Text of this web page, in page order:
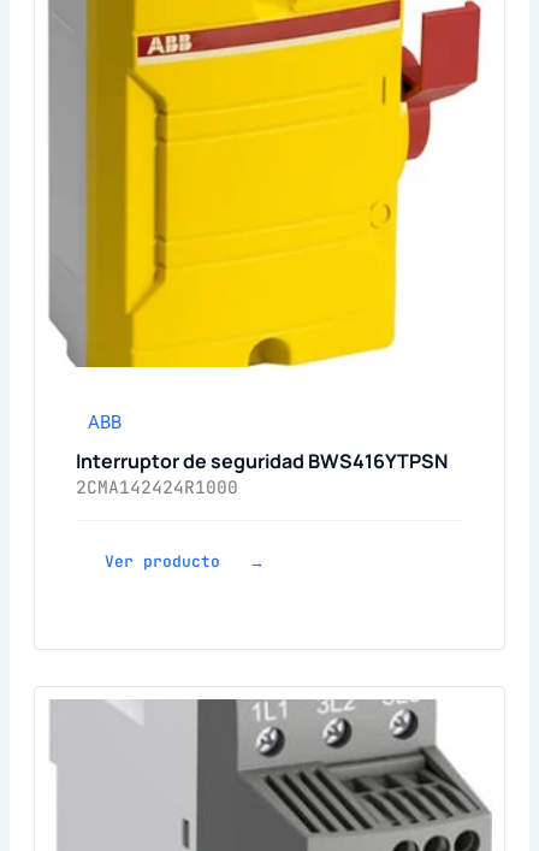
ABB
Interruptor de seguridad BWS416YTPSN
2CMA142424R1000
Ver producto →